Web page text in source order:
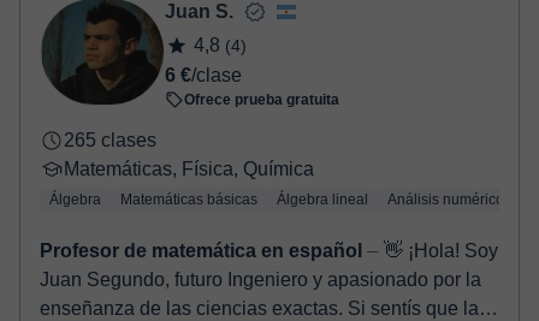
Juan S.
4,8 (4)
6 €/clase
Ofrece prueba gratuita
265 clases
Matemáticas, Física, Química
Álgebra Matemáticas básicas Álgebra lineal Análisis numérico
Profesor de matemática en español ⏤ 👋 ¡Hola! Soy
Juan Segundo, futuro Ingeniero y apasionado por la
enseñanza de las ciencias exactas. Si sentís que las